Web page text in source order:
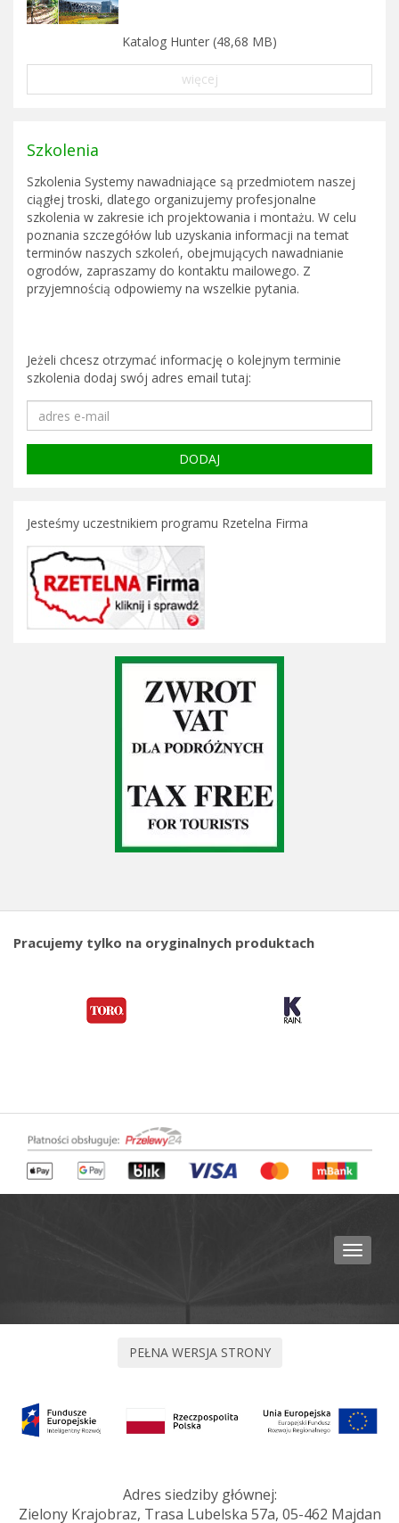
Katalog Hunter (48,68 MB)
więcej
Szkolenia
Szkolenia Systemy nawadniające są przedmiotem naszej
ciągłej troski, dlatego organizujemy profesjonalne
szkolenia w zakresie ich projektowania i montażu. W celu
poznania szczegółów lub uzyskania informacji na temat
terminów naszych szkoleń, obejmujących nawadnianie
ogrodów, zapraszamy do kontaktu mailowego. Z
przyjemnością odpowiemy na wszelkie pytania.
Jeżeli chcesz otrzymać informację o kolejnym terminie
szkolenia dodaj swój adres email tutaj:
Jesteśmy uczestnikiem programu Rzetelna Firma
Pracujemy tylko na oryginalnych produktach
Toggle
Adres siedziby głównej:
Zielony Krajobraz, Trasa Lubelska 57a, 05-462 Majdan